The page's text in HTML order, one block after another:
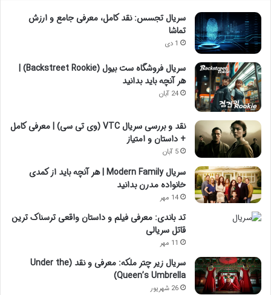
سریال تجسس: نقد کامل، معرفی جامع و ارزش
تماشا
1 دی
سریال فروشگاه ست بیول (Backstreet Rookie) |
هر آنچه باید بدانید
24 آبان
نقد و بررسی سریال VTC (وی تی سی) | معرفی کامل
+ داستان و امتیاز
5 آبان
سریال Modern Family | هر آنچه باید از کمدی
خانواده مدرن بدانید
14 مهر
تد باندی: معرفی فیلم و داستان واقعی ترسناک ترین
قاتل سریالی
11 مهر
سریال زیر چتر ملکه: معرفی و نقد (Under the
Queen’s Umbrella)
26 شهریور